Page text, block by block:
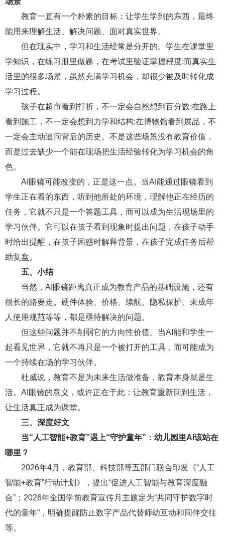
教育一直有一个朴素的目标：让学生学到的东西，最终
能用来理解生活、解决问题、面对真实世界。
但在现实中，学习和生活经常是分开的。学生在课堂里
学知识，在练习册里做题，在考试里验证掌握程度;而真实生
活里的很多场景，虽然充满学习机会，却很少被及时转化成
学习过程。
孩子在超市看到打折，不一定会自然想到百分数;在路上
看到施工，不一定会想到力学和结构;在博物馆看到展品，不
一定会主动追问背后的历史。不是这些场景没有教育价值，
而是过去缺少一个能在现场把生活经验转化为学习机会的角
色。
AI眼镜可能改变的，正是这一点。当AI能通过眼镜看到
学生正在看的东西，听到他所处的环境，理解他正在经历的
任务，它就不只是一个答题工具，而可以成为生活现场里的
学习伙伴。它可以在孩子看到现象时提出问题，在孩子动手
时给出提醒，在孩子困惑时解释背景，在孩子完成任务后帮
助复盘。
五、小结
当然，AI眼镜距离真正成为教育产品的基础设施，还有
很长的路要走。硬件体验、价格、续航、隐私保护、未成年
人使用规范等等，都是亟待解决的问题。
但这些问题并不削弱它的方向性价值。当AI能和学生一
起看见世界，它就不再只是一个被打开的工具，而可能成为
一个持续在场的学习伙伴。
杜威说，教育不是为未来生活做准备，教育本身就是生
活。AI眼镜的意义，或许正在于此：让教育重新回到生活，
让生活真正成为课堂。
三、深度好文
当“人工智能+教育”遇上“守护童年”：幼儿园里AI该站在
哪里？
2026年4月，教育部、科技部等五部门联合印发《“人工
智能+教育”行动计划》，提出“促进人工智能与教育深度融
合”；2026年全国学前教育宣传月主题定为“共同守护数字时
代的童年”，明确提醒防止数字产品代替师幼互动和同伴交往
等。